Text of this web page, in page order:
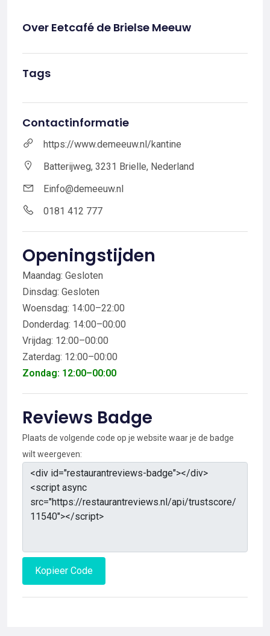
Over Eetcafé de Brielse Meeuw
Tags
Contactinformatie
https://www.demeeuw.nl/kantine
Batterijweg, 3231 Brielle, Nederland
Einfo@demeeuw.nl
0181 412 777
Openingstijden
Maandag: Gesloten
Dinsdag: Gesloten
Woensdag: 14:00–22:00
Donderdag: 14:00–00:00
Vrijdag: 12:00–00:00
Zaterdag: 12:00–00:00
Zondag: 12:00–00:00
Reviews Badge
Plaats de volgende code op je website waar je de badge
wilt weergeven:
Kopieer Code